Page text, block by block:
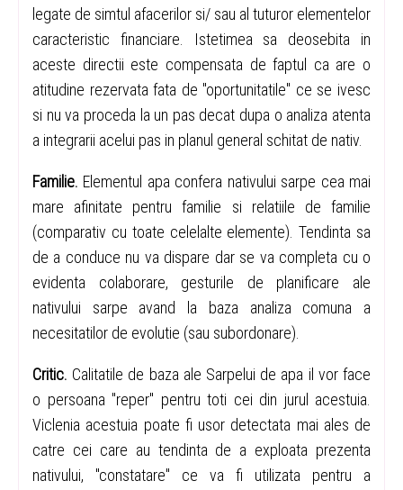
legate de simtul afacerilor si/ sau al tuturor elementelor
caracteristic financiare. Istetimea sa deosebita in
aceste directii este compensata de faptul ca are o
atitudine rezervata fata de "oportunitatile" ce se ivesc
si nu va proceda la un pas decat dupa o analiza atenta
a integrarii acelui pas in planul general schitat de nativ.
Familie. Elementul apa confera nativului sarpe cea mai
mare afinitate pentru familie si relatiile de familie
(comparativ cu toate celelalte elemente). Tendinta sa
de a conduce nu va dispare dar se va completa cu o
evidenta colaborare, gesturile de planificare ale
nativului sarpe avand la baza analiza comuna a
necesitatilor de evolutie (sau subordonare).
Critic. Calitatile de baza ale Sarpelui de apa il vor face
o persoana "reper" pentru toti cei din jurul acestuia.
Viclenia acestuia poate fi usor detectata mai ales de
catre cei care au tendinta de a exploata prezenta
nativului, "constatare" ce va fi utilizata pentru a